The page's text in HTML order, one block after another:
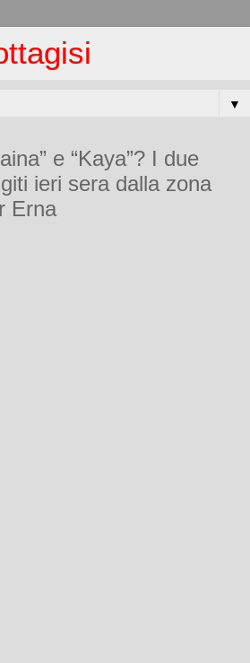
▼
e “Kaya”? I due
ieri sera dalla zona
Erna